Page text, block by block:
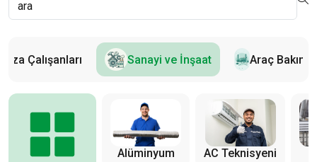
Çalışanları Sanayi ve İnşaat Araç Bakımı
Alüminyum AC Teknisyeni